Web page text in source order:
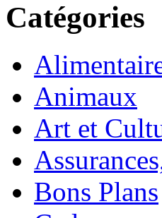
Catégories
Animaux
Art et
Bons Plans